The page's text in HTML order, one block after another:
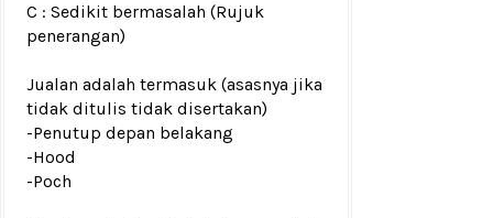
C : Sedikit bermasalah (Rujuk
penerangan)
Jualan adalah termasuk (asasnya jika
tidak ditulis tidak disertakan)
-Penutup depan belakang
-Hood
-Poch